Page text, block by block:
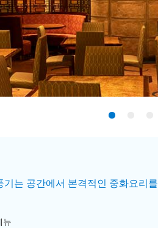
기는 공간에서 본격적인 중화요리
뉴